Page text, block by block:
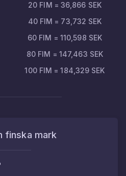
20 FIM = 36,866 SEK
40 FIM = 73,732 SEK
60 FIM = 110,598 SEK
80 FIM = 147,463 SEK
100 FIM =184,329 SEK
finska mark